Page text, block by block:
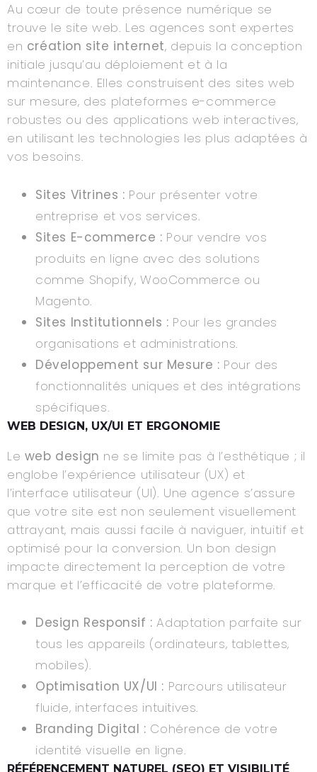
Au cœur de toute présence numérique se
trouve le site web. Les agences sont expertes
en création site internet, depuis la conception
initiale jusqu’au déploiement et à la
maintenance. Elles construisent des sites web
sur mesure, des plateformes e-commerce
robustes ou des applications web interactives,
en utilisant les technologies les plus adaptées à
vos besoins.
Sites Vitrines : Pour présenter votre
entreprise et vos services.
Sites E-commerce : Pour vendre vos
produits en ligne avec des solutions
comme Shopify, WooCommerce ou
Magento.
Sites Institutionnels : Pour les grandes
organisations et administrations.
Développement sur Mesure : Pour des
fonctionnalités uniques et des intégrations
spécifiques.
WEB DESIGN, UX/UI ET ERGONOMIE
Le web design ne se limite pas à l’esthétique ; il
englobe l’expérience utilisateur (UX) et
l’interface utilisateur (UI). Une agence s’assure
que votre site est non seulement visuellement
attrayant, mais aussi facile à naviguer, intuitif et
optimisé pour la conversion. Un bon design
impacte directement la perception de votre
marque et l’efficacité de votre plateforme.
Design Responsif : Adaptation parfaite sur
tous les appareils (ordinateurs, tablettes,
mobiles).
Optimisation UX/UI : Parcours utilisateur
fluide, interfaces intuitives.
Branding Digital : Cohérence de votre
identité visuelle en ligne.
RÉFÉRENCEMENT NATUREL (SEO) ET VISIBILITÉ